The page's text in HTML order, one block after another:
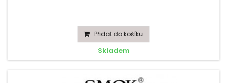
Přidat do košíku
Skladem